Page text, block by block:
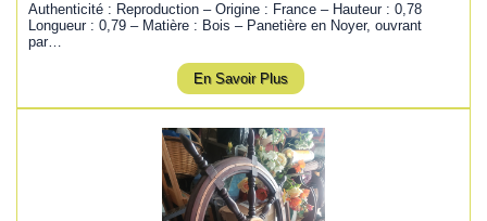
Authenticité : Reproduction – Origine : France – Hauteur : 0,78
Longueur : 0,79 – Matière : Bois – Panetière en Noyer, ouvrant
par…
En Savoir Plus